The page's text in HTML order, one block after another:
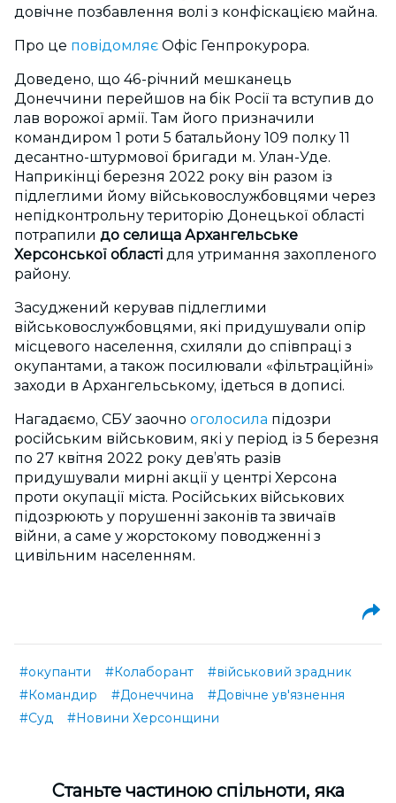
довічне позбавлення волі з конфіскацією майна.
Про це повідомляє Офіс Генпрокурора.
Доведено, що 46-річний мешканець
Донеччини перейшов на бік Росії та вступив до
лав ворожої армії. Там його призначили
командиром 1 роти 5 батальйону 109 полку 11
десантно-штурмової бригади м. Улан-Уде.
Наприкінці березня 2022 року він разом із
підлеглими йому військовослужбовцями через
непідконтрольну територію Донецької області
потрапили до селища Архангельське
Херсонської області для утримання захопленого
району.
Засуджений керував підлеглими
військовослужбовцями, які придушували опір
місцевого населення, схиляли до співпраці з
окупантами, а також посилювали «фільтраційні»
заходи в Архангельському, ідеться в дописі.
Нагадаємо, СБУ заочно оголосила підозри
російським військовим, які у період із 5 березня
по 27 квітня 2022 року девʼять разів
придушували мирні акції у центрі Херсона
проти окупації міста. Російських військових
підозрюють у порушенні законів та звичаїв
війни, а саме у жорстокому поводженні з
цивільним населенням.
#окупанти #Колаборант
#військовий зрадник
#Командир
#Донеччина
#Довічне ув'язнення
#Суд
#Новини Херсонщини
Cтаньте частиною спільноти, яка